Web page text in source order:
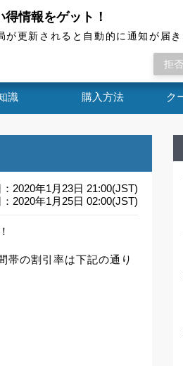
ップ！ 今回は時間
識 購入方法 ク
2020年1月23日 21:00(JST)
2020年1月25日 02:00(JST)
帯の割引率は下記の通り
情報をゲット！
が更新されると自動的に通知が届き
拒否